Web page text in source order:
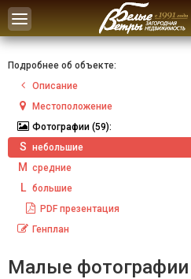
Toggle
navigation
Подробнее об объекте:
Описание
Местоположение
Фотографии (59):
S небольшие
M средние
L
большие
PDF презентация
Генплан
Малые фотографии